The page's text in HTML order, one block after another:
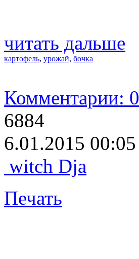
читать дальше
картофель, урожай, бочка
Комментарии: 0
6884
6.01.2015 00:05
witch Dja
Печать